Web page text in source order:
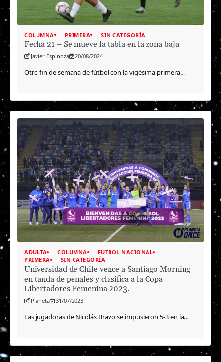
COLUMNA PRIMERA SIN CATEGORÍA
Fecha 21 – Se mueve la tabla en la zona baja
Javier Espinoza 20/08/2024
Otro fin de semana de fútbol con la vigésima primera…
ADULTA COLUMNA
FUTBOL NACIONAL
PRIMERA
SIN CATEGORÍA
Universidad de Chile vence a Santiago Morning
en tanda de penales y clasifica a la Copa
Libertadores Femenina 2023.
Planeta 31/07/2023
Las jugadoras de Nicolás Bravo se impusieron 5-3 en la…